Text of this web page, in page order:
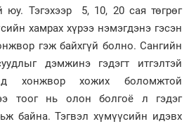
юу. Тэгэхээр 5, 10, 20 сая төгрөг
хамрах хүрээ нэмэгдэнэ гэсэн
гэж байхгүй болно. Сангийн
дэмжинэ гэдэгт итгэлтэй
хонжвор хожих боломжтой
тоог нь олон болгоё л гэдэг
байна. Тэгвэл хүмүүсийн идэвх